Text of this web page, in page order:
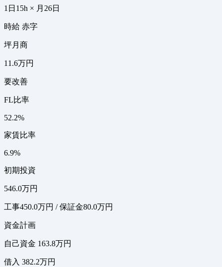
1日15h × 月26日
時給 赤字
坪月商
11.6万円
要改善
FL比率
52.2%
家賃比率
6.9%
初期投資
546.0万円
工事450.0万円 / 保証金80.0万円
資金計画
自己資金 163.8万円
借入 382.2万円